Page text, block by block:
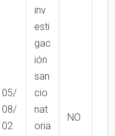
05/
08/
02
inv
esti
gac
ión
san
cio
nat
oria
NO